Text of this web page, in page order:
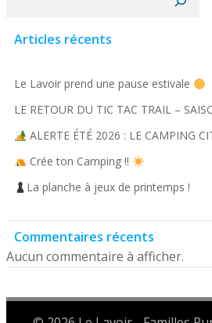
Articles récents
Le Lavoir prend une pause estivale
LE RETOUR DU TIC TAC TRAIL –
ALERTE ÉTÉ 2026 : LE CAMPING
Crée ton Camping !!
La planche à jeux de printemps !
Commentaires récents
Aucun commentaire à afficher.